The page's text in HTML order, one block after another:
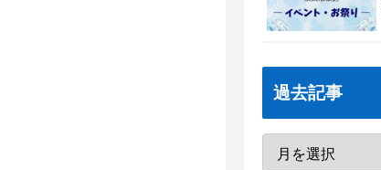
過去記事